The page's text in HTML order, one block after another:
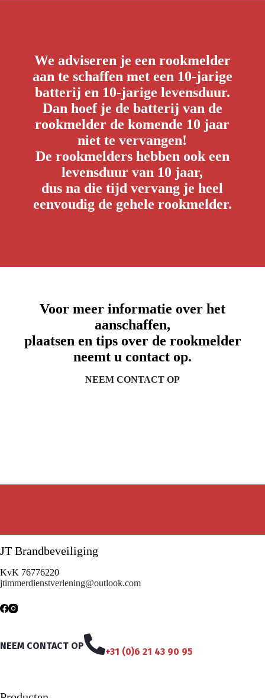
We adviseren je een rookmelder
aan te schaffen met een 10-jarige
batterij en 10-jarige levensduur.
Dan hoef je de batterij van de
rookmelder de komende 10 jaar
niet te vervangen!
De rookmelders hebben ook een
levensduur van 10 jaar,
dus na die tijd vervang je heel
eenvoudig de gehele rookmelder.
Voor meer informatie over het
aanschaffen,
plaatsen en tips over de rookmelder
neemt u contact op.
NEEM CONTACT OP
JT Brandbeveiliging
KvK 76776220
jtimmerdienstverlening@outlook.com
NEEM CONTACT OP
+31 (0)6 21 43 90 95